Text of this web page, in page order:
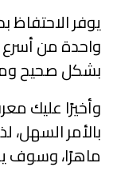
يوفر الاحتفاظ
واحدة من
بشكل صحيح
وأخيرًا عليك
بالأمر السهل،
ماهرًا، وسوف